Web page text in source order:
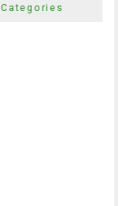
Categories